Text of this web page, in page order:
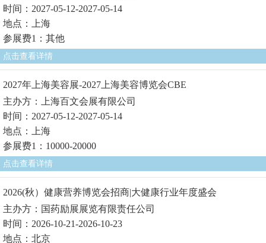
时间：2027-05-12-2027-05-14
地点：上海
参展费1：其他
点击查看详情
2027年上海美容展-2027上海美容博览会CBE
主办方：上海百文会展有限公司
时间：2027-05-12-2027-05-14
地点：上海
参展费1：10000-20000
点击查看详情
2026(秋）健康营养博览会招商|大健康行业年度盛会
主办方：国药励展展览有限责任公司
时间：2026-10-21-2026-10-23
地点：北京